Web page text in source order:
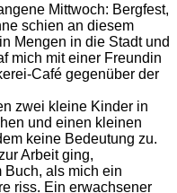
Mittwoch: Bergfest,
schien an diesem
Mengen in die Stadt und
mich mit einer Freundin
Café gegenüber der
zwei kleine Kinder in
und einen kleinen
keine Bedeutung zu.
Arbeit ging,
als mich ein
riss. Ein erwachsener